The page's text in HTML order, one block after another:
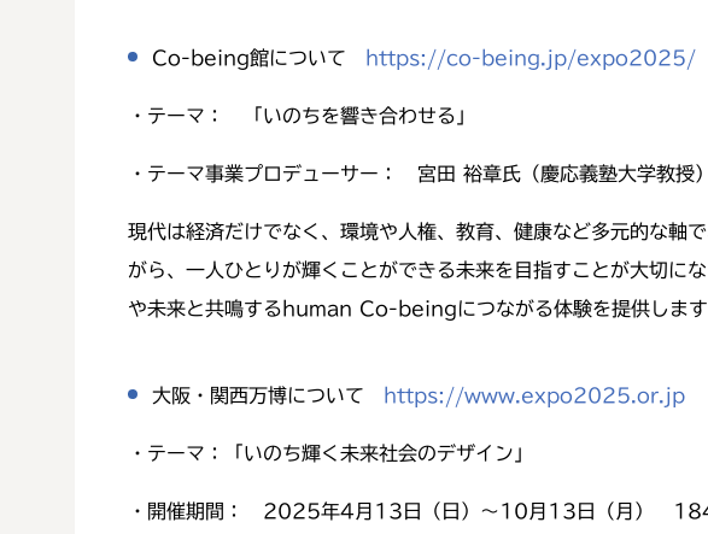
Co-being館について https://co-being.jp/expo2025/
・テーマ： 「いのちを響き合わせる」
・テーマ事業プロデューサー： 宮田 裕章氏（慶応義塾大学教授）
現代は経済だけでなく、環境や人権、教育、健康など多元的な軸
がら、一人ひとりが輝くことができる未来を目指すことが大切に
や未来と共鳴するhuman Co-beingにつながる体験を提供します
大阪・関西万博について https://www.expo2025.or.jp
・テーマ：「いのち輝く未来社会のデザイン」
・開催期間： 2025年4月13日（日）～10月13日（月）